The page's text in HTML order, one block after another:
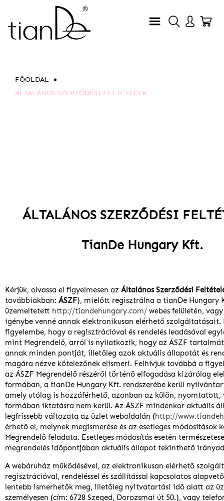
FŐOLDAL
ÁLTALÁNOS SZERZŐDÉSI FELTÉTELEK
ÁLTALÁNOS SZERZŐDÉSI
TianDe Hungary Kft.
Kérjük, olvassa el figyelmesen az Általános Szerződési
továbbiakban: ÁSZF), mielőtt regisztrálna a tianDe Hungary
üzemeltetett http://tiandehungary.com/ webes felületén,
igénybe venné annak elektronikusan elérhető szolgáltatásait.
figyelembe, hogy a regisztrációval és rendelés leadásával
mint Megrendelő, arról is nyilatkozik, hogy az ÁSZF
annak minden pontját, illetőleg azok aktuális állapotát és
magára nézve kötelezőnek elismeri. Felhívjuk továbbá a
az ÁSZF Megrendelő részéről történő elfogadása kizárólag
formában, a tianDe Hungary Kft. rendszerébe kerül
amely utólag is hozzáférhető, azonban az külön, nyomtatott,
formában iktatásra nem kerül. Az ÁSZF mindenkor aktuális
legfrissebb változata az üzlet weboldalán (http://
érhető el, melynek megismerése és az esetleges módosítások
Megrendelő feladata. Esetleges módosítás esetén
megrendelés időpontjában aktuális állapot tekinthető
A webáruház működésével, az elektronikusan elérhető
regisztrációval, rendeléssel és szállítással kapcsolatos
lentebb ismerhetők meg, illetőleg nyitvatartási idő alatt az
személyesen (cím: 6728 Szeged, Dorozsmai út 50.), vagy